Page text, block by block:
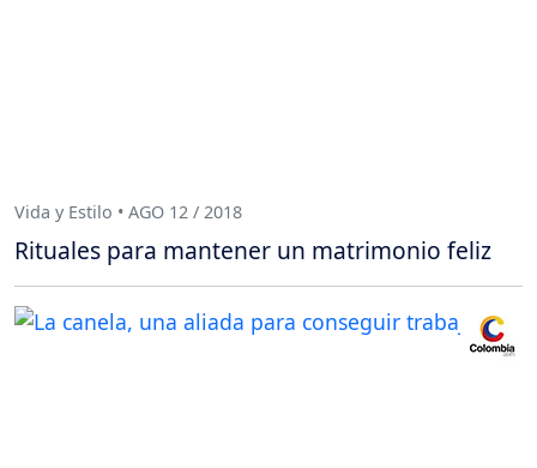
Vida y Estilo • AGO 12 / 2018
Rituales para mantener un matrimonio feliz